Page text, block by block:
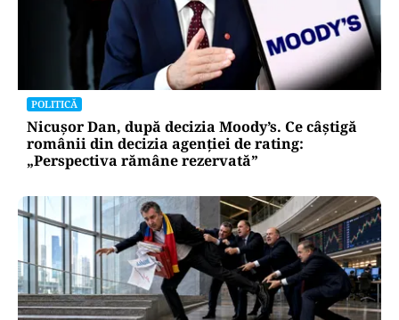
POLITICĂ
Nicușor Dan, după decizia Moody’s. Ce câștigă
românii din decizia agenției de rating:
„Perspectiva rămâne rezervată”